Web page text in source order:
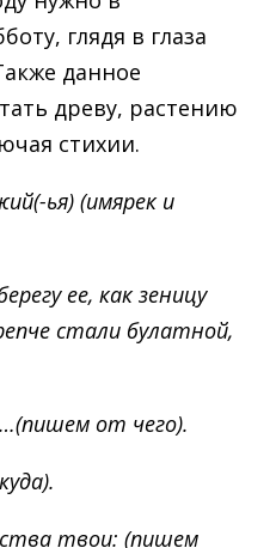
глядя в глаза
данное
древу, растению
стихии.
ья) (имярек и
ее, как зеницу
стали булатной,
от чего).
твои: (пишем